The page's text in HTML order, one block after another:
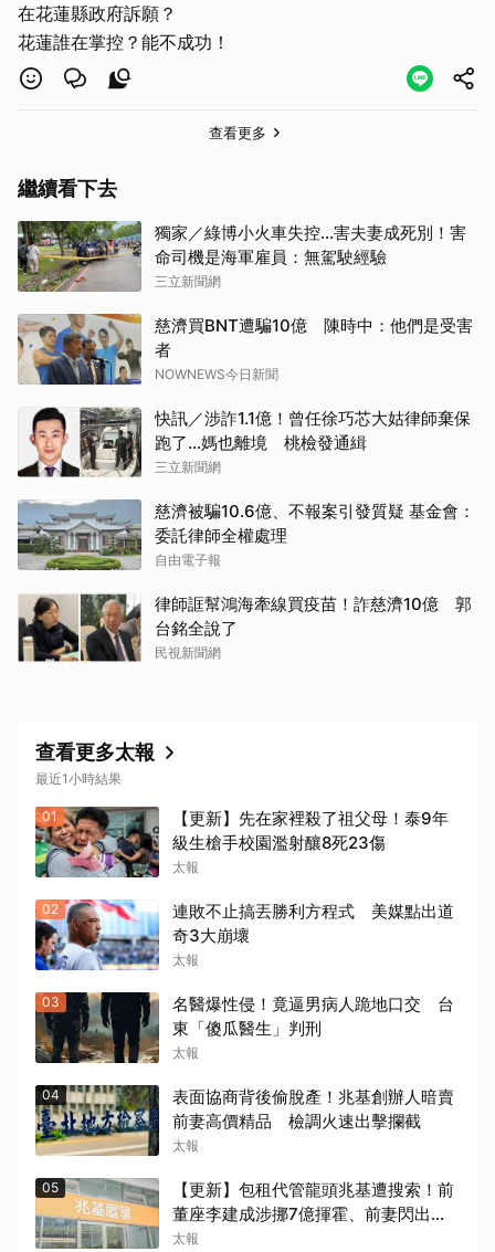
在花蓮縣政府訴願？
花蓮誰在掌控？能不成功！
查看更多
繼續看下去
獨家／綠博小火車失控…害夫妻成死別！害
命司機是海軍雇員：無駕駛經驗
三立新聞網
慈濟買BNT遭騙10億 陳時中：他們是受害
者
NOWNEWS今日新聞
快訊／涉詐1.1億！曾任徐巧芯大姑律師棄保
跑了…媽也離境 桃檢發通緝
三立新聞網
慈濟被騙10.6億、不報案引發質疑 基金會：
委託律師全權處理
自由電子報
律師誆幫鴻海牽線買疫苗！詐慈濟10億 郭
台銘全說了
民視新聞網
查看更多太報
最近1小時結果
01
【更新】先在家裡殺了祖父母！泰9年
級生槍手校園濫射釀8死23傷
太報
02
連敗不止搞丟勝利方程式 美媒點出道
奇3大崩壞
太報
03
名醫爆性侵！竟逼男病人跪地口交 台
東「傻瓜醫生」判刑
太報
04
表面協商背後偷脫產！兆基創辦人暗賣
前妻高價精品 檢調火速出擊攔截
太報
05
【更新】包租代管龍頭兆基遭搜索！前
董座李建成涉挪7億揮霍、前妻閃出
境 北檢今約談
太報